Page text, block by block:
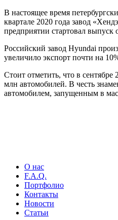
В настоящее время
квартале 2020 года завод
предприятии стартовал
Российский завод Hyundai
увеличило экспорт почти на
Стоит отметить, что в сентябре
млн автомобилей. В честь
автомобилем, запущенным в
О нас
F.A.Q.
Портфолио
Контакты
Новости
Статьи